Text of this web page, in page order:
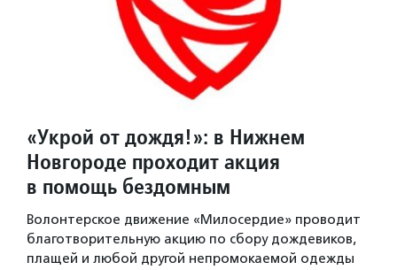
«Укрой от дождя!»: в Нижнем
Новгороде проходит акция
в помощь бездомным
Волонтерское движение «Милосердие» проводит
благотворительную акцию по сбору дождевиков,
плащей и любой другой непромокаемой одежды